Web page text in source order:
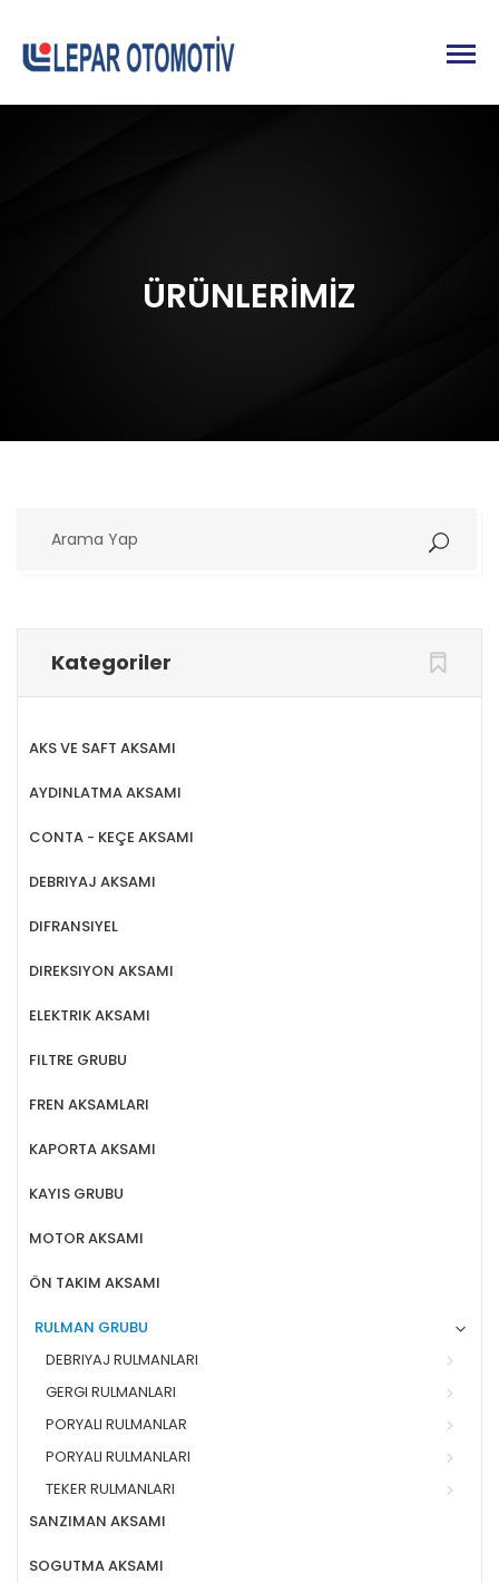
ÜRÜNLERİMİZ
Arama
Kategoriler
AKS VE SAFT AKSAMI
AYDINLATMA AKSAMI
CONTA - KEÇE AKSAMI
DEBRIYAJ AKSAMI
DIFRANSIYEL
DIREKSIYON AKSAMI
ELEKTRIK AKSAMI
FILTRE GRUBU
FREN AKSAMLARI
KAPORTA AKSAMI
KAYIS GRUBU
MOTOR AKSAMI
ÖN TAKIM AKSAMI
RULMAN GRUBU
DEBRIYAJ RULMANLARI
GERGI RULMANLARI
PORYALI RULMANLAR
PORYALI RULMANLARI
TEKER RULMANLARI
SANZIMAN AKSAMI
SOGUTMA AKSAMI